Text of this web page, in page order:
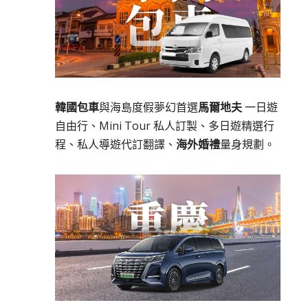
韓國包車與海島度假夢幻首選馬爾地夫一日遊
自由行、Mini Tour 私人訂製、多日遊精選行
程、私人導遊代訂翻譯、 海外婚禮量身規劃。